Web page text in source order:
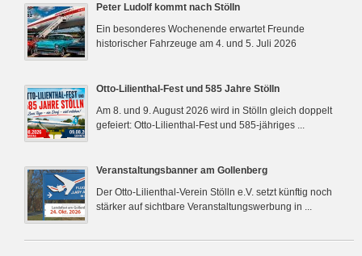
Peter Ludolf kommt nach Stölln
Ein besonderes Wochenende erwartet Freunde
historischer Fahrzeuge am 4. und 5. Juli 2026
Otto-Lilienthal-Fest und 585 Jahre Stölln
Am 8. und 9. August 2026 wird in Stölln gleich doppelt
gefeiert: Otto-Lilienthal-Fest und 585-jähriges ...
Veranstaltungsbanner am Gollenberg
Der Otto-Lilienthal-Verein Stölln e.V. setzt künftig noch
stärker auf sichtbare Veranstaltungswerbung in ...